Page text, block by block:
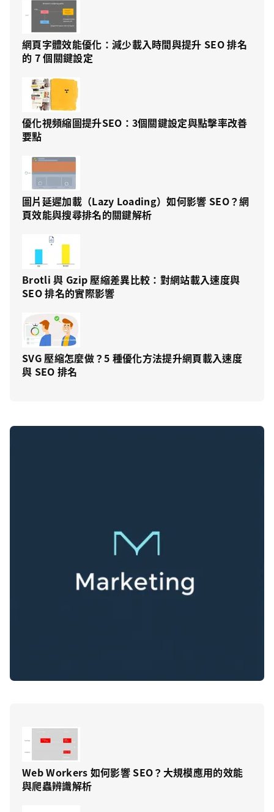
網頁字體效能優化：減少載入時間與提升 SEO 排名
的 7 個關鍵設定
優化視頻縮圖提升SEO：3個關鍵設定與點擊率改善
要點
圖片延遲加載（Lazy Loading）如何影響 SEO？網
頁效能與搜尋排名的關鍵解析
Brotli 與 Gzip 壓縮差異比較：對網站載入速度與
SEO 排名的實際影響
SVG 壓縮怎麼做？5 種優化方法提升網頁載入速度
與 SEO 排名
Web Workers 如何影響 SEO？大規模應用的效能
與爬蟲辨識解析